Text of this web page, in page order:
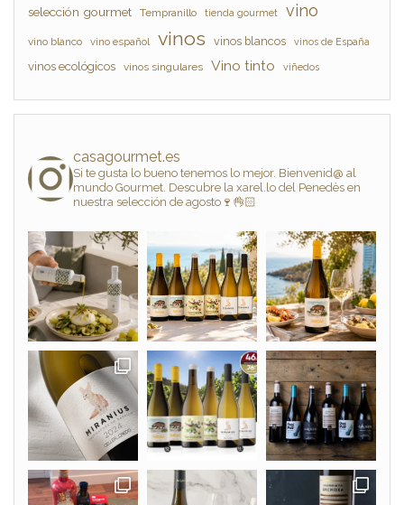
selección gourmet Tempranillo tienda gourmet vino
vino blanco vino español vinos vinos blancos vinos de España
vinos ecológicos vinos singulares Vino tinto viñedos
casagourmet.es
Si te gusta lo bueno tenemos lo mejor. Bienvenid@ al
mundo Gourmet. Descubre la xarel.lo del Penedès en
nuestra selección de agosto🍷👌🏻